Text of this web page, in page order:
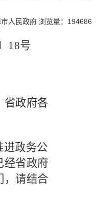
人民政府 浏览量： 194686
18号
省政府各
进政务公
经省政府
，请结合